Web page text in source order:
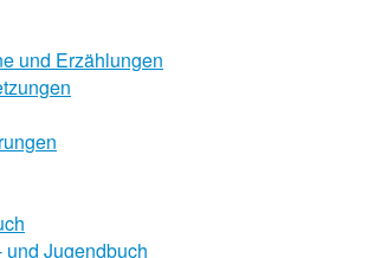
und Erzählungen
und Jugendbuch